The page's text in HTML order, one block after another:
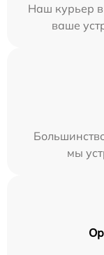
Наш курьер в
ваше
мы